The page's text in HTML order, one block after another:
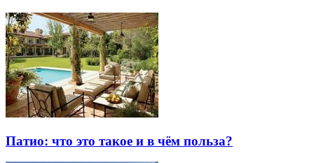
Патио: что это такое и в чём польза?